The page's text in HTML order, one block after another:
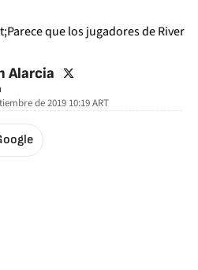
Alarcia twitter
de 2019 10:19ART